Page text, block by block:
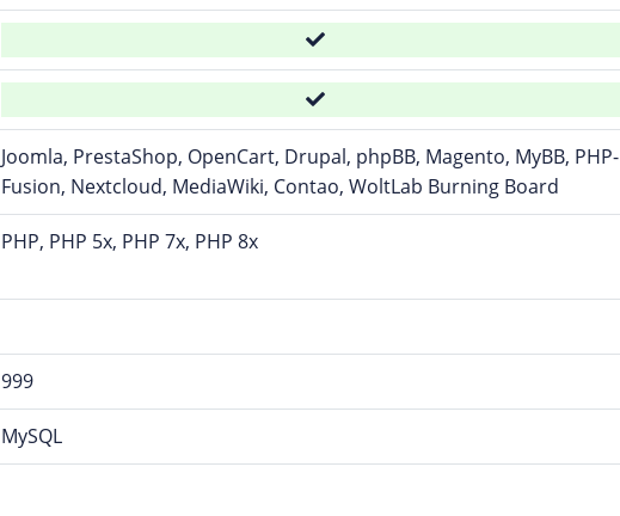
Joomla, PrestaShop, OpenCart, Drupal, phpBB, Magento, MyBB, PHP-
Fusion, Nextcloud, MediaWiki, Contao, WoltLab Burning Board
PHP, PHP 5x, PHP 7x, PHP 8x
999
MySQL